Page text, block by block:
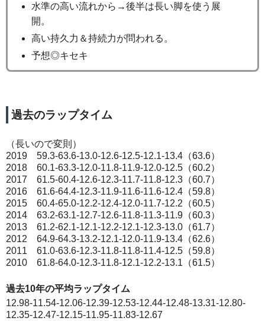
水準の高い流れから→後半は長い脚を使う展
開。
高い持久力＆持続力が問われる。
予想◎キセキ
過去のラップタイム
（長いので変則）
2019 59.3-63.6-13.0-12.6-12.5-12.1-13.4（63.6）
2018 60.1-63.3-12.0-11.8-11.9-12.0-12.5（60.2）
2017 61.5-60.4-12.6-12.3-11.7-11.8-12.3（60.7）
2016 61.6-64.4-12.3-11.9-11.6-11.6-12.4（59.8）
2015 60.4-65.0-12.2-12.4-12.0-11.7-12.2（60.5）
2014 63.2-63.1-12.7-12.6-11.8-11.3-11.9（60.3）
2013 61.2-62.1-12.1-12.2-12.1-12.3-13.0（61.7）
2012 64.9-64.3-13.2-12.1-12.0-11.9-13.4（62.6）
2011 61.0-63.6-12.3-11.8-11.8-11.4-12.5（59.8）
2010 61.8-64.0-12.3-11.8-12.1-12.2-13.1（61.5）
過去10年の平均ラップタイム
12.98-11.54-12.06-12.39-12.53-12.44-12.48-13.31-12.80-
12.35-12.47-12.15-11.95-11.83-12.67